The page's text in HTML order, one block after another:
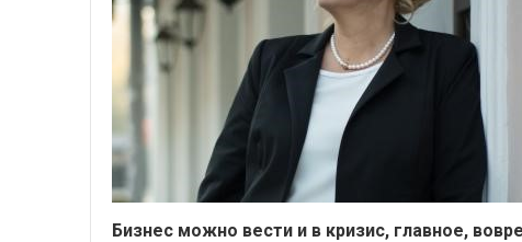
Бизнес можно вести и в кризис, главное,